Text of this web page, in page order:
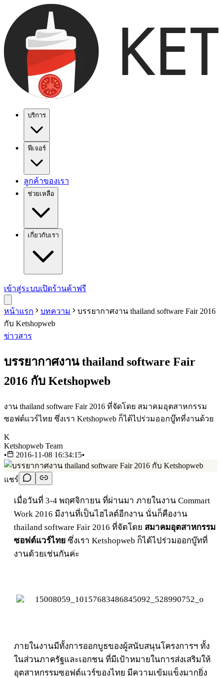
บริการ
ฟีเจอร์
ลูกค้าของเรา
ช่วยเหลือ
เกี่ยวกับเรา
เข้าสู่ระบบเปิดร้านค้าฟรี
หน้าแรก บทความ
บรรยากาศงาน thailand software Fair 2016
กับ Ketshopweb
ข่าวสาร
บรรยากาศงาน thailand software Fair
2016 กับ Ketshopweb
งาน thailand software Fair 2016 ที่จัดโดย สมาคมอุตสาหกรรม
ซอฟต์แวร์ไทย ซึ่งเรา Ketshopweb ก็ได้ไปร่วมออกบู๊ทที่งานด้วย
K
Ketshopweb Team
•
2016-11-08 16:34:15•
แชร์
เมื่อวันที่ 3-4 พฤศจิกายน ที่ผ่านมา ภายในงาน Commart
Work 2016 มีงานที่เป็นไฮไลต์อีกงาน นั่นก็คืองาน
thailand software Fair 2016 ที่จัดโดย สมาคมอุตสาหกรรม
ซอฟต์แวร์ไทย ซึ่งเรา Ketshopweb ก็ได้ไปร่วมออกบู๊ทที่
งานด้วยเช่นกันค่ะ
ภายในงานมีทั้งการออกบูธของผู้สนับสนุนโครงการฯ ทั้ง
ในส่วนภาครัฐและเอกชน ที่มีเป้าหมายในการส่งเสริมให้
อุตสาหกรรมซอฟต์แวร์ของไทย มีความเข้มแข็งมากยิ่ง